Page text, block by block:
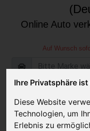
Ihre Privatsphäre
Diese Website
Technologien, um
Erlebnis zu
Online Auto
Auf Wunsch
JETZT